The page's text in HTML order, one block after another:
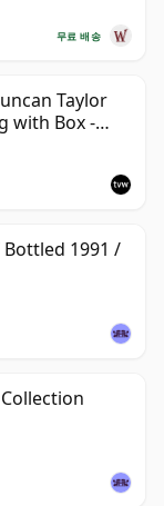
무료 배송
Taylor
with Box -
1991 /